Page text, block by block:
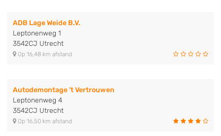
ADB Lage Weide B.V.
Leptonenweg 1
3542CJ Utrecht
Op 16,48 km afstand
Autodemontage 't Vertrouwen
Leptonenweg 4
3542CJ Utrecht
Op 16,50 km afstand